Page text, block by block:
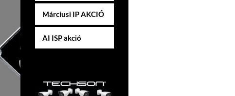
Márciusi IP AKCIÓ
AI ISP akció